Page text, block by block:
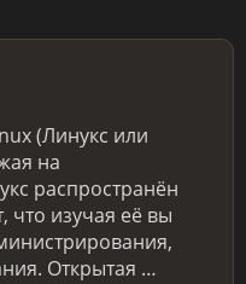
(Линукс или
на
распространён
что изучая её вы
Открытая …